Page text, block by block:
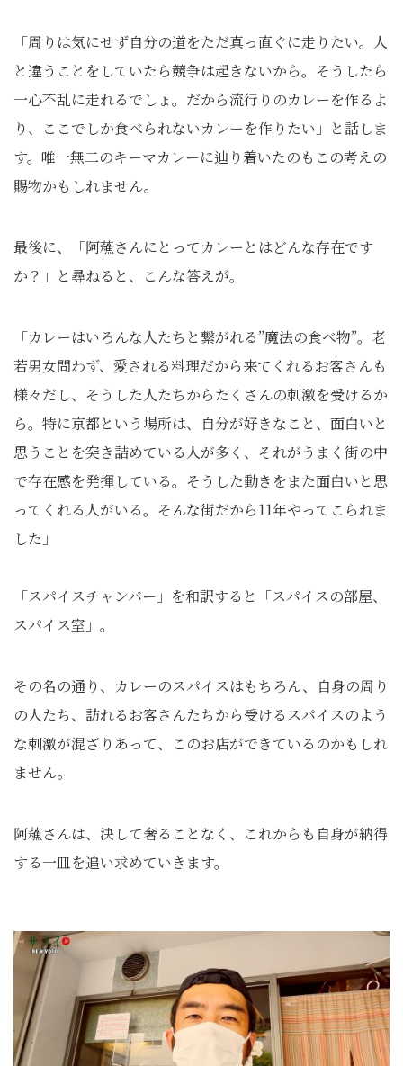
「周りは気にせず自分の道をただ真っ直ぐに走りたい。人
と違うことをしていたら競争は起きないから。そうしたら
一心不乱に走れるでしょ。だから流行りのカレーを作るよ
り、ここでしか食べられないカレーを作りたい」と話しま
す。唯一無二のキーマカレーに辿り着いたのもこの考えの
賜物かもしれません。
最後に、「阿蘓さんにとってカレーとはどんな存在です
か？」と尋ねると、こんな答えが。
「カレーはいろんな人たちと繋がれる”魔法の食べ物”。老
若男女問わず、愛される料理だから来てくれるお客さんも
様々だし、そうした人たちからたくさんの刺激を受けるか
ら。特に京都という場所は、自分が好きなこと、面白いと
思うことを突き詰めている人が多く、それがうまく街の中
で存在感を発揮している。そうした動きをまた面白いと思
ってくれる人がいる。そんな街だから11年やってこられま
した」
「スパイスチャンバー」を和訳すると「スパイスの部屋、
スパイス室」。
その名の通り、カレーのスパイスはもちろん、自身の周り
の人たち、訪れるお客さんたちから受けるスパイスのよう
な刺激が混ざりあって、このお店ができているのかもしれ
ません。
阿蘓さんは、決して奢ることなく、これからも自身が納得
する一皿を追い求めていきます。